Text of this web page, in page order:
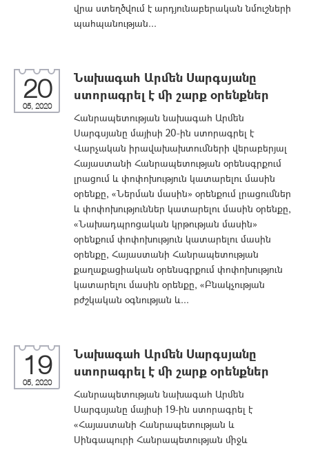
վրա ստեղծվում է արդյունաբերական նմուշների
պահպանության...
20
05, 2020
Նախագահ Արմեն Սարգսյանը
ստորագրել է մի շարք օրենքներ
Հանրապետության նախագահ Արմեն
Սարգսյանը մայիսի 20-ին ստորագրել է
Վարչական իրավախախտումների վերաբերյալ
Հայաստանի Հանրապետության օրենսգրքում
լրացում և փոփոխություն կատարելու մասին
օրենքը, «Ներման մասին» օրենքում լրացումներ
և փոփոխություններ կատարելու մասին օրենքը,
«Նախադպրոցական կրթության մասին»
օրենքում փոփոխություն կատարելու մասին
օրենքը, Հայաստանի Հանրապետության
քաղաքացիական օրենսգրքում փոփոխություն
կատարելու մասին օրենքը, «Բնակչության
բժշկական օգնության և...
19
05, 2020
Նախագահ Արմեն Սարգսյանը
ստորագրել է մի շարք օրենքներ
Հանրապետության նախագահ Արմեն
Սարգսյանը մայիսի 19-ին ստորագրել է
«Հայաստանի Հանրապետության և
Սինգապուրի Հանրապետության միջև